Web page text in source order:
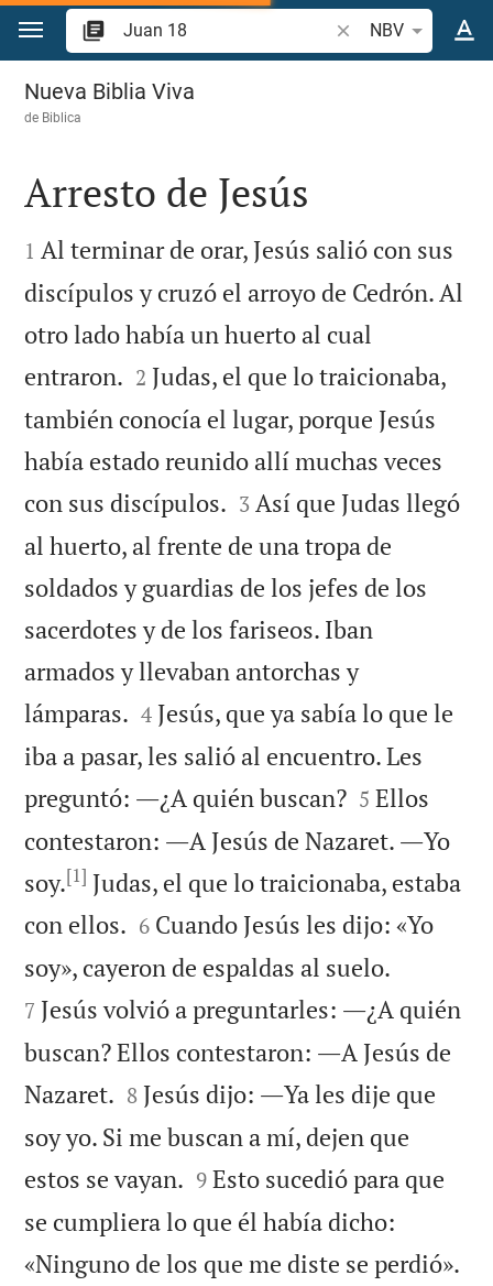
Ir a un contenido
Buscar versículo
NBV
Juan 18
Nueva Biblia Viva
de Biblica

Arresto de Jesús

1 Al terminar de orar, Jesús salió con sus
discípulos y cruzó el arroyo de Cedrón. Al
otro lado había un huerto al cual
entraron. 

2 Judas, el que lo traicionaba,
también conocía el lugar, porque Jesús
había estado reunido allí muchas veces
con sus discípulos. 

3 Así que Judas llegó
al huerto, al frente de una tropa de
soldados y guardias de los jefes de los
sacerdotes y de los fariseos. Iban
armados y llevaban antorchas y
lámparas. 

4 Jesús, que ya sabía lo que le
iba a pasar, les salió al encuentro. Les
preguntó: ―¿A quién buscan?
5 Ellos
contestaron: ―A Jesús de Nazaret. ―Yo
soy.[1] Judas, el que lo traicionaba, estaba
con ellos. 

6 Cuando Jesús les dijo: «Yo
soy», cayeron de espaldas al suelo.
7 Jesús volvió a preguntarles: ―¿A quién
buscan? Ellos contestaron: ―A Jesús de
Nazaret. 

8 Jesús dijo: ―Ya les dije que
soy yo. Si me buscan a mí, dejen que
estos se vayan. 

9 Esto sucedió para que
se cumpliera lo que él había dicho:
«Ninguno de los que me diste se perdió».